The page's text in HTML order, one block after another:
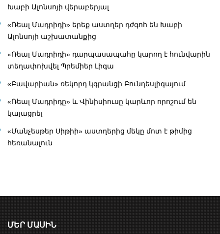
Խաբի Ալոնսոյի վերաբերյալ
«Ռեալ Մադրիդի» երեք աստղեր դժգոհ են Խաբի
Ալոնսոյի աշխատանքից
«Ռեալ Մադրիդի» դարպասապահը կարող է հունվարին
տեղափոխվել Պրեմիեր Լիգա
«Բավարիան» ռեկորդ կգրանցի Բունդեսլիգայում
«Ռեալ Մադրիդը» և Վինիսիուսը կարևոր որոշում են
կայացրել
«Մանչեսթեր Սիթիի» աստղերից մեկը մոտ է թիմից
հեռանալուն
ՄԵՐ ՄԱՍԻՆ